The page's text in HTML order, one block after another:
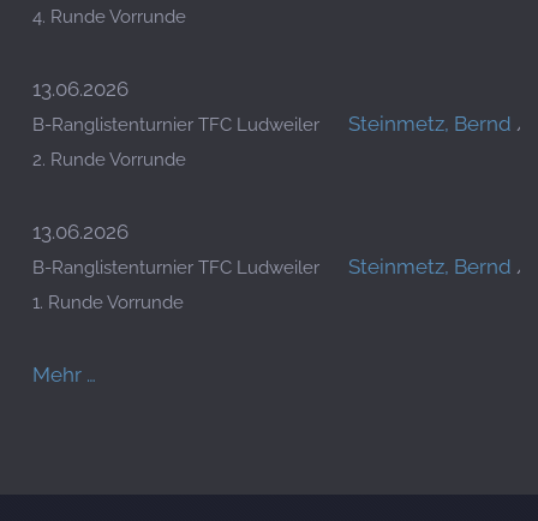
4. Runde Vorrunde
13.06.2026
B-Ranglistenturnier TFC Ludweiler
2. Runde Vorrunde
Steinmetz, Bernd /
13.06.2026
B-Ranglistenturnier TFC Ludweiler
1. Runde Vorrunde
Steinmetz, Bernd /
Mehr …